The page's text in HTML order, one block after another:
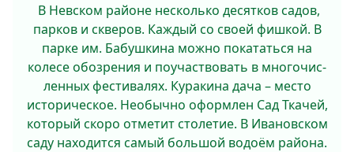
В Невском районе несколько десятков садов,
парков и скве­ров. Каждый со своей фишкой. В
парке им. Бабушкина можно покататься на
колесе обозрения и поучаствовать в многочис­
ленных фестивалях. Куракина дача – место
историческое. Необычно оформлен Сад Ткачей,
который скоро отметит столетие. В Ивановском
саду находится самый большой водоём района.